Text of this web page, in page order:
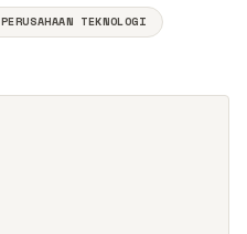
PERUSAHAAN TEKNOLOGI